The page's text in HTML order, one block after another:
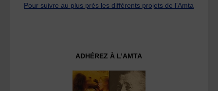
Pour suivre au plus près les différents projets de l’Amta
ADHÉREZ À L’AMTA